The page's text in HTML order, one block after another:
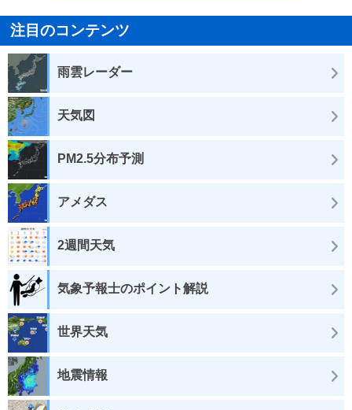
注目のコンテンツ
雨雲レーダー
天気図
PM2.5分布予測
アメダス
2週間天気
気象予報士のポイント解説
世界天気
地震情報